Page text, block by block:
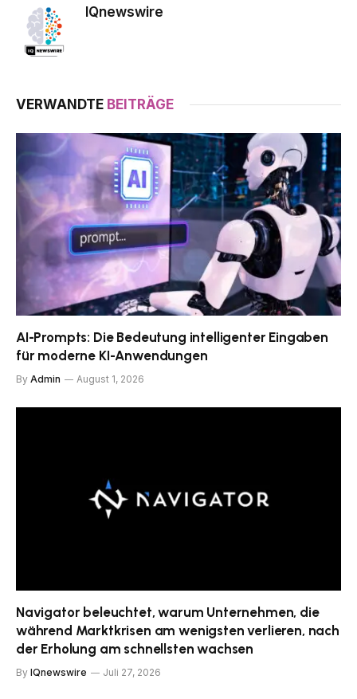
IQnewswire
VERWANDTE BEITRÄGE
AI-Prompts: Die Bedeutung intelligenter Eingaben
für moderne KI-Anwendungen
By Admin August 1, 2026
Navigator beleuchtet, warum Unternehmen, die
während Marktkrisen am wenigsten verlieren, nach
der Erholung am schnellsten wachsen
By IQnewswire Juli 27, 2026